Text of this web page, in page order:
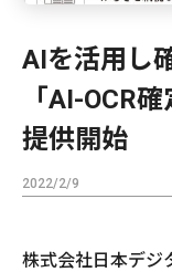
AIを活用し
「AI-OCR
提供開始
2022/2/9
株式会社⽇本デジ